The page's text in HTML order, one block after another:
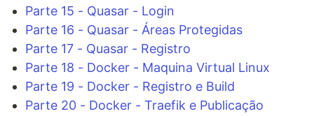
Parte 15 - Quasar - Login
Parte 16 - Quasar - Áreas Protegidas
Parte 17 - Quasar - Registro
Parte 18 - Docker - Maquina Virtual Linux
Parte 19 - Docker - Registro e Build
Parte 20 - Docker - Traefik e Publicação